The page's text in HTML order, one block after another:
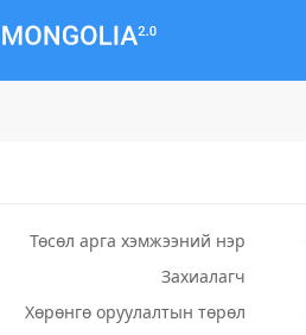
Төсөл арга хэмжээний нэр
Захиалагч
Хөрөнгө оруулалтын төрөл